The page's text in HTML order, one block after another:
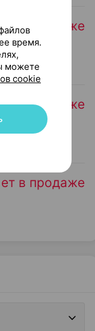
в продаже
в продаже
в продаже
время.
можете
cookie